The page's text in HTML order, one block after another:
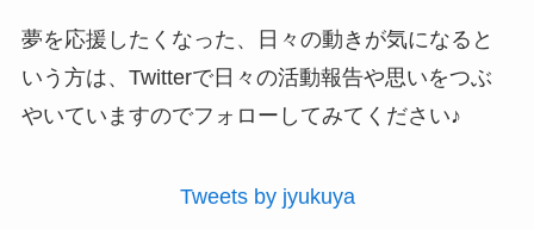
夢を応援したくなった、日々の動きが気になると
いう方は、Twitterで日々の活動報告や思いをつぶ
やいていますのでフォローしてみてください♪
Tweets by jyukuya